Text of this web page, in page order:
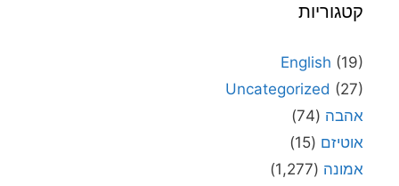
קטגוריות
English (19)
Uncategorized (27)
אהבה (74)
אוטיזם (15)
אמונה (1,277)